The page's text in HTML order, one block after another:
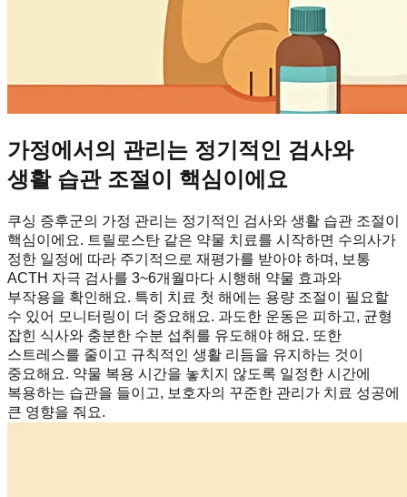
가정에서의 관리는 정기적인 검사와
생활 습관 조절이 핵심이에요
쿠싱 증후군의 가정 관리는 정기적인 검사와 생활 습관 조절이
핵심이에요. 트릴로스탄 같은 약물 치료를 시작하면 수의사가
정한 일정에 따라 주기적으로 재평가를 받아야 하며, 보통
ACTH 자극 검사를 3~6개월마다 시행해 약물 효과와
부작용을 확인해요. 특히 치료 첫 해에는 용량 조절이 필요할
수 있어 모니터링이 더 중요해요. 과도한 운동은 피하고, 균형
잡힌 식사와 충분한 수분 섭취를 유도해야 해요. 또한
스트레스를 줄이고 규칙적인 생활 리듬을 유지하는 것이
중요해요. 약물 복용 시간을 놓치지 않도록 일정한 시간에
복용하는 습관을 들이고, 보호자의 꾸준한 관리가 치료 성공에
큰 영향을 줘요.